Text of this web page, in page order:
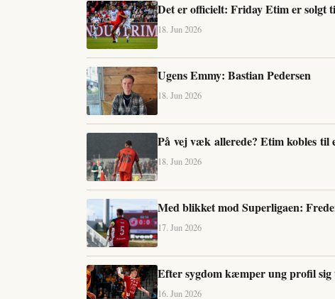
Det er officielt: Friday Etim er
18. Jun 2026
Ugens Emmy: Bastian Pedersen
18. Jun 2026
På vej væk allerede? Etim kobles
18. Jun 2026
Med blikket mod Superligaen:
17. Jun 2026
Efter sygdom kæmper ung profil
16. Jun 2026